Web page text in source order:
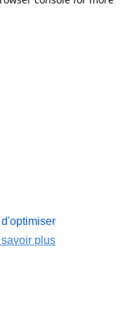
savoir plus